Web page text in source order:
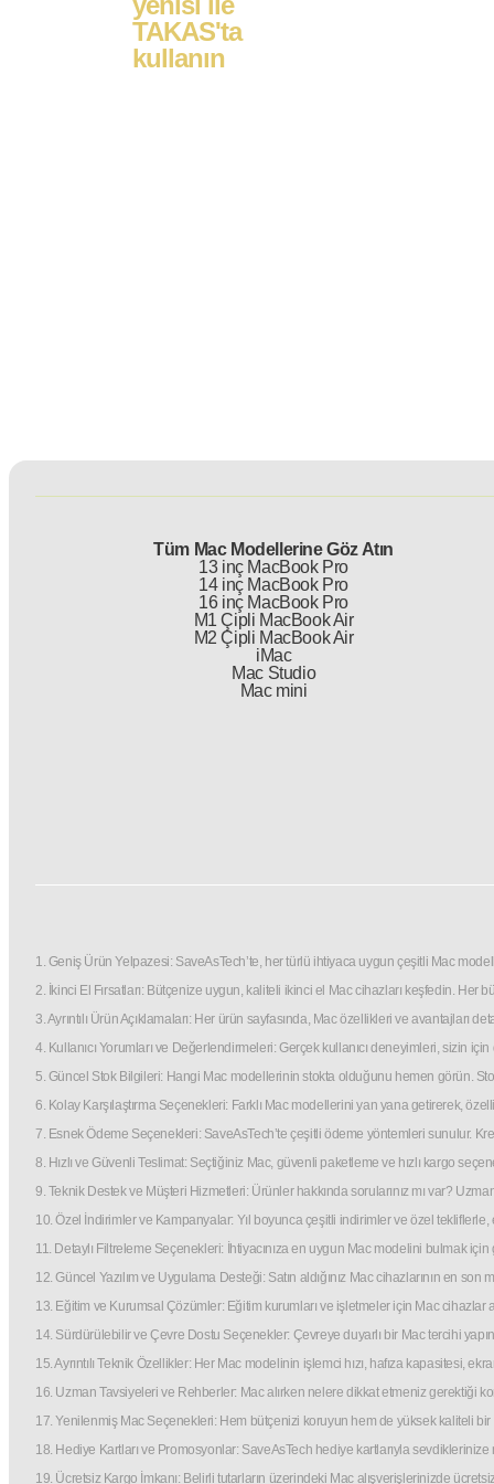
TAKAS'ta
kullanın
Tüm Mac Modellerine Göz Atın
13 inç MacBook Pro
14 inç MacBook Pro
16 inç MacBook Pro
M1 Çipli MacBook Air
M2 Çipli MacBook Air
iMac
Mac Studio
Mac mini
1. Geniş Ürün Yelpazesi: SaveAsTech’te, her türlü ihtiyaca uygun çeşitli Mac
2. İkinci El Fırsatları: Bütçenize uygun, kaliteli ikinci el Mac cihazları keşfedin.
3. Ayrıntılı Ürün Açıklamaları: Her ürün sayfasında, Mac özellikleri ve
4. Kullanıcı Yorumları ve Değerlendirmeleri: Gerçek kullanıcı deneyimleri, sizin
5. Güncel Stok Bilgileri: Hangi Mac modellerinin stokta olduğunu hemen görün.
6. Kolay Karşılaştırma Seçenekleri: Farklı Mac modellerini yan yana getirerek,
7. Esnek Ödeme Seçenekleri: SaveAsTech’te çeşitli ödeme yöntemleri sunulur.
8. Hızlı ve Güvenli Teslimat: Seçtiğiniz Mac, güvenli paketleme ve hızlı kargo
9. Teknik Destek ve Müşteri Hizmetleri: Ürünler hakkında sorularınız mı var?
10. Özel İndirimler ve Kampanyalar: Yıl boyunca çeşitli indirimler ve özel tekliflerle,
11. Detaylı Filtreleme Seçenekleri: İhtiyacınıza en uygun Mac modelini bulmak
12. Güncel Yazılım ve Uygulama Desteği: Satın aldığınız Mac cihazlarının en
13. Eğitim ve Kurumsal Çözümler: Eğitim kurumları ve işletmeler için Mac cihazlar
14. Sürdürülebilir ve Çevre Dostu Seçenekler: Çevreye duyarlı bir Mac tercihi
15. Ayrıntılı Teknik Özellikler: Her Mac modelinin işlemci hızı, hafıza kapasitesi,
16. Uzman Tavsiyeleri ve Rehberler: Mac alırken nelere dikkat etmeniz gerektiği
17. Yenilenmiş Mac Seçenekleri: Hem bütçenizi koruyun hem de yüksek kaliteli
18. Hediye Kartları ve Promosyonlar: SaveAsTech hediye kartlarıyla
19. Ücretsiz Kargo İmkanı: Belirli tutarların üzerindeki Mac alışverişlerinizde